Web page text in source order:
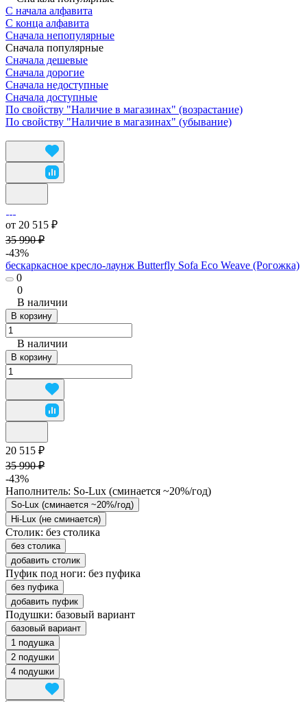
С начала алфавита
С конца алфавита
Сначала непопулярные
Сначала популярные
Сначала дешевые
Сначала дорогие
Сначала недоступные
Сначала доступные
По свойству "Наличие в магазинах" (возрастание)
По свойству "Наличие в магазинах" (убывание)
от 20 515 ₽
35 990 ₽
-43%
бескаркасное кресло-лаунж Butterfly Sofa Eco Weave (Рогожка)
0
0
В наличии
В корзину
В наличии
В корзину
20 515 ₽
35 990 ₽
-43%
Наполнитель: So-Lux (cминается ~20%/год)
So-Lux (cминается ~20%/год)
Hi-Lux (не сминается)
Столик: без столика
без столика
добавить столик
Пуфик под ноги: без пуфика
без пуфика
добавить пуфик
Подушки: базовый вариант
базовый вариант
1 подушка
2 подушки
4 подушки